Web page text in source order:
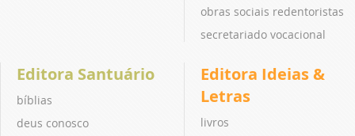
obras sociais redentoristas
secretariado vocacional
Editora Santuário
bíblias
deus conosco
Editora Ideias &
Letras
livros